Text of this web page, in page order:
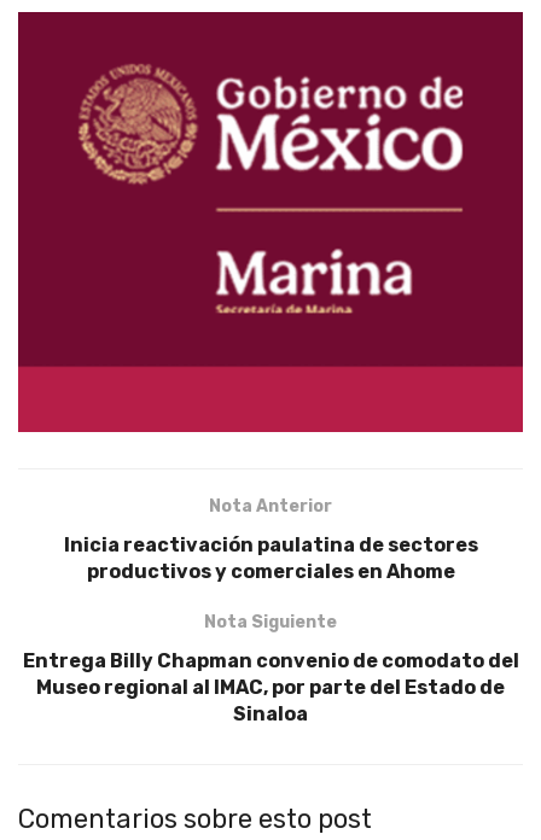
Nota Anterior
Inicia reactivación paulatina de sectores
productivos y comerciales en Ahome
Nota Siguiente
Entrega Billy Chapman convenio de comodato del
Museo regional al IMAC, por parte del Estado de
Sinaloa
Comentarios sobre esto post